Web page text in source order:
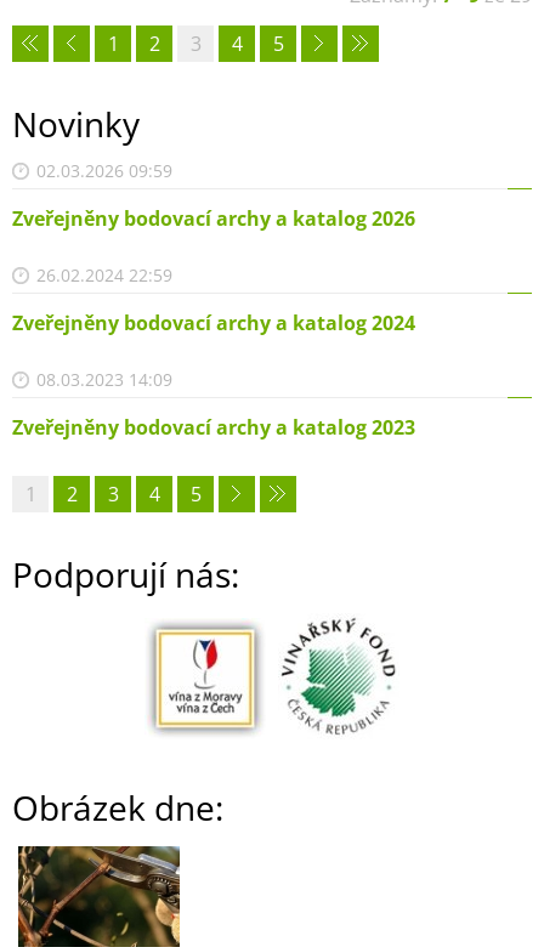
1
2 3 4 5
Novinky
02.03.2026 09:59
Zveřejněny bodovací archy a katalog 2026
26.02.2024 22:59
Zveřejněny bodovací archy a katalog 2024
08.03.2023 14:09
Zveřejněny bodovací archy a katalog 2023
1 2 3 4 5
Podporují nás:
Obrázek dne: